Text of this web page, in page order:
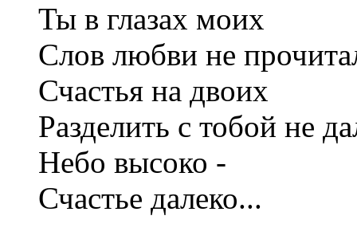
Ты в глазах моих
Слов любви не
Счастья на двоих
Разделить с тобой не
Небо высоко -
Счастье далеко...